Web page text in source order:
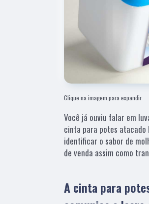
Clique na imagem para expandir
Você já ouviu falar em
cinta para potes
identificar o sabor de
de venda assim como
A cinta para